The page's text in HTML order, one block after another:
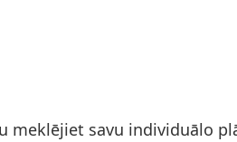
meklējiet savu individuālo